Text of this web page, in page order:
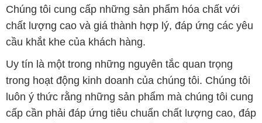
Chúng tôi cung cấp những sản phẩm hóa chất với
chất lượng cao và giá thành hợp lý, đáp ứng các yêu
cầu khắt khe của khách hàng.
Uy tín là một trong những nguyên tắc quan trọng
trong hoạt động kinh doanh của chúng tôi. Chúng tôi
luôn ý thức rằng những sản phẩm mà chúng tôi cung
cấp cần phải đáp ứng tiêu chuẩn chất lượng cao, đáp